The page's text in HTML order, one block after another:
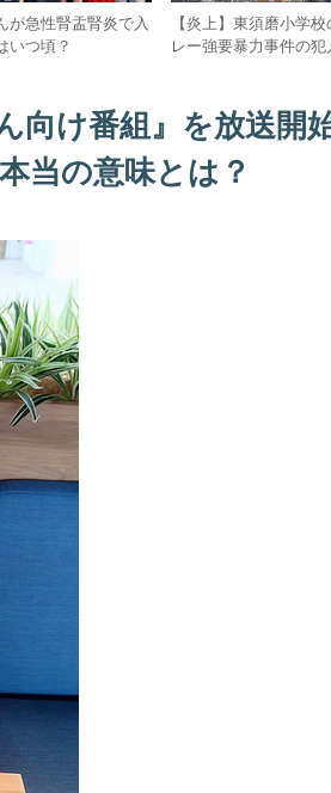
谷
『台風コロッケ』は定着してい
るのか？台風の日はコロッケの
【比較
『星合
の声も
向け番組』を放送開
当の意味とは？